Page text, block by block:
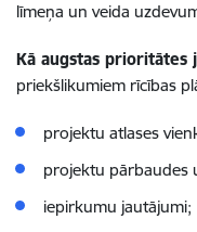
līmeņa un veida
Kā augstas prioritātes
priekšlikumiem rīcības
projektu atlases
projektu pārbaudes
iepirkumu jautājumi;